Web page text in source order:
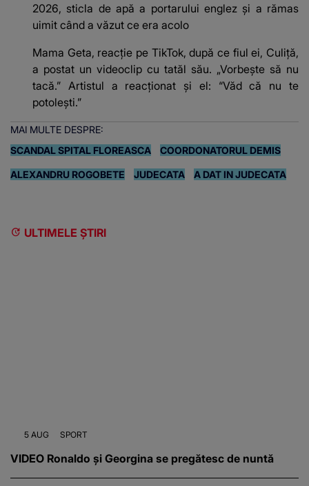
2026, sticla de apă a portarului englez şi a rămas
uimit când a văzut ce era acolo
Mama Geta, reacție pe TikTok, după ce fiul ei, Culiță,
a postat un videoclip cu tatăl său. „Vorbește să nu
tacă.” Artistul a reacționat și el: “Văd că nu te
potoleşti.”
MAI MULTE DESPRE:
SCANDAL SPITAL FLOREASCA
COORDONATORUL DEMIS
ALEXANDRU ROGOBETE JUDECATA A DAT IN JUDECATA
ULTIMELE ȘTIRI
5 AUG SPORT
VIDEO Ronaldo și Georgina se pregătesc de nuntă